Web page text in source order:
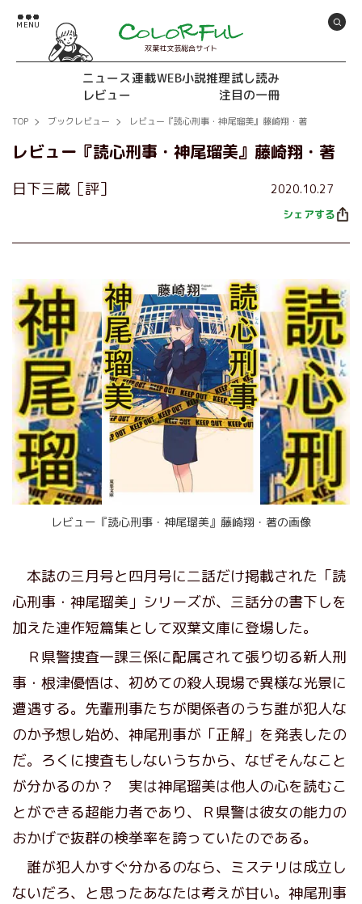
双葉社文芸総合サイト
ニュース連載WEB小説推理試し読み
レビュー
注目の一冊
TOP ブックレビュー レビュー『読心刑事・神尾瑠美』藤崎翔・著
レビュー『読心刑事・神尾瑠美』藤崎翔・著
日下三蔵［評］ 2020.10.27
シェアする
レビュー『読心刑事・神尾瑠美』藤崎翔・著の画像
本誌の三月号と四月号に二話だけ掲載された「読
心刑事・神尾瑠美」シリーズが、三話分の書下しを
加えた連作短篇集として双葉文庫に登場した。
Ｒ県警捜査一課三係に配属されて張り切る新人刑
事・根津優悟は、初めての殺人現場で異様な光景に
遭遇する。先輩刑事たちが関係者のうち誰が犯人な
のか予想し始め、神尾刑事が「正解」を発表したの
だ。ろくに捜査もしないうちから、なぜそんなこと
が分かるのか？ 実は神尾瑠美は他人の心を読むこ
とができる超能力者であり、Ｒ県警は彼女の能力の
おかげで抜群の検挙率を誇っていたのである。
誰が犯人かすぐ分かるのなら、ミステリは成立し
ないだろ、と思ったあなたは考えが甘い。神尾刑事